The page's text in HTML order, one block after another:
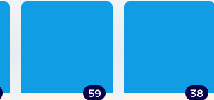
59
38